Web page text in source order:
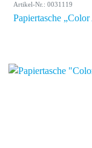
Artikel-Nr.: 0031119
Papiertasche